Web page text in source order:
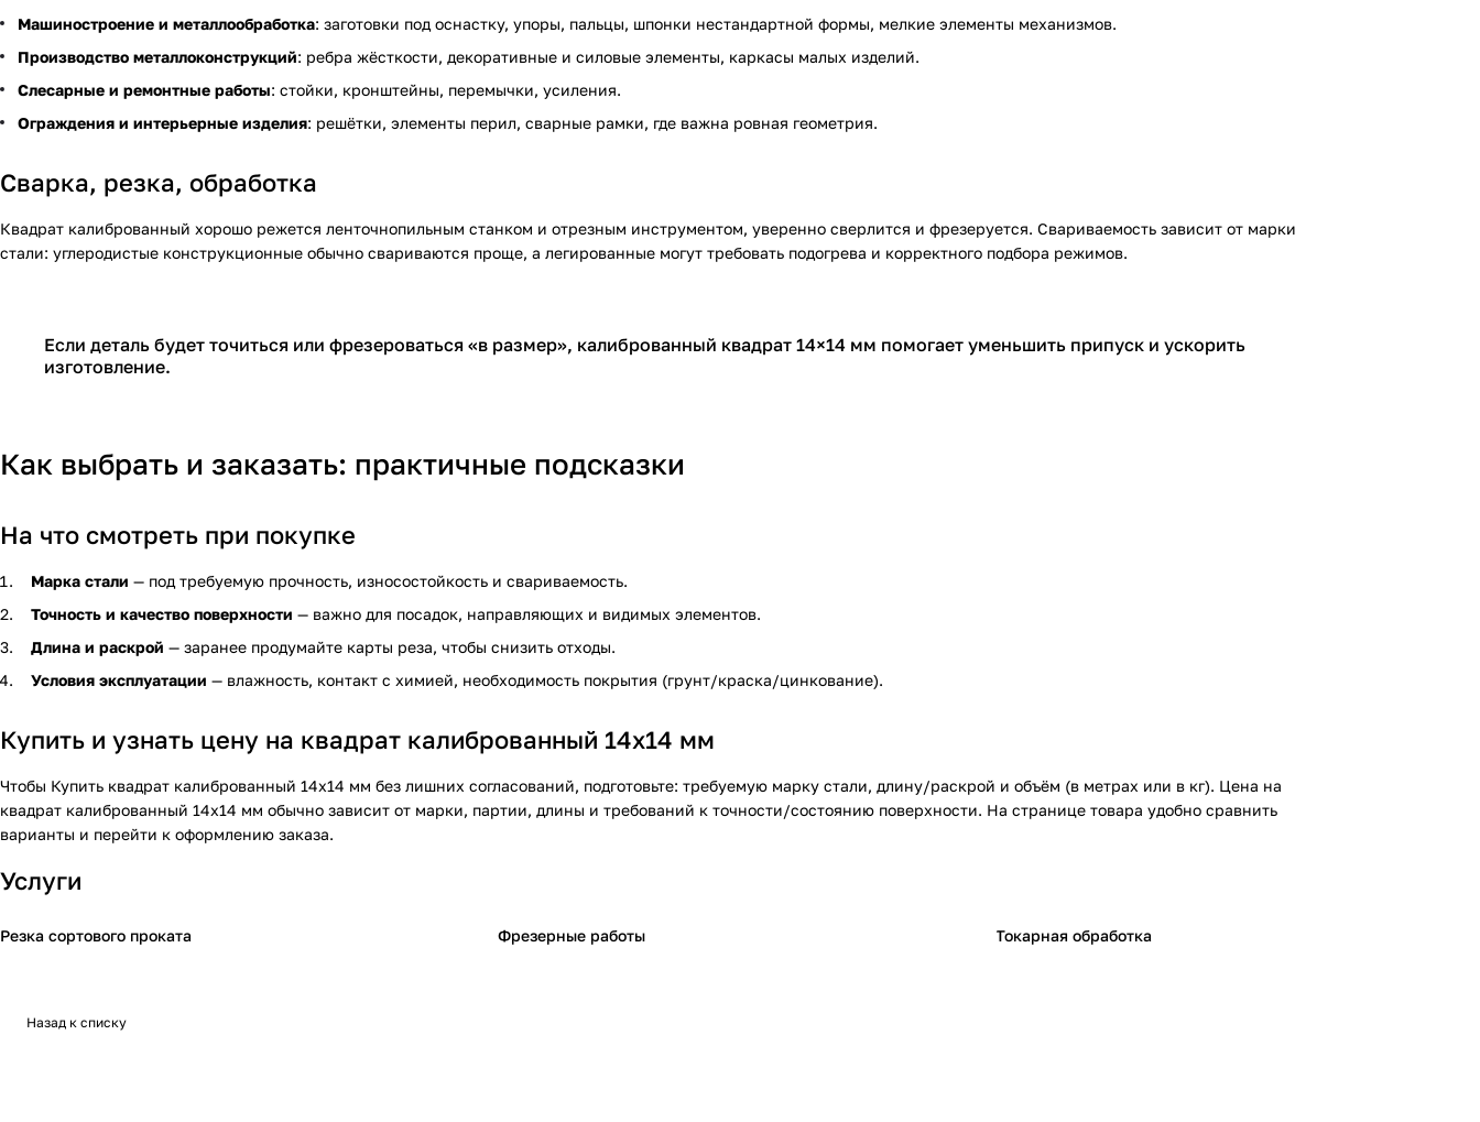
Машиностроение и металлообработка: заготовки под оснастку, упоры, пальцы, шпонки нестандартной формы, мелкие элементы механизмов.
Производство металлоконструкций: ребра жёсткости, декоративные и силовые элементы, каркасы малых изделий.
Слесарные и ремонтные работы: стойки, кронштейны, перемычки, усиления.
Ограждения и интерьерные изделия: решётки, элементы перил, сварные рамки, где важна ровная геометрия.
Сварка, резка, обработка
Квадрат калиброванный хорошо режется ленточнопильным станком и отрезным инструментом, уверенно сверлится и фрезеруется. Свариваемость зависит от марки
стали: углеродистые конструкционные обычно свариваются проще, а легированные могут требовать подогрева и корректного подбора режимов.
Если деталь будет точиться или фрезероваться «в размер», калиброванный квадрат 14×14 мм помогает уменьшить припуск и ускорить
изготовление.
Как выбрать и заказать: практичные подсказки
На что смотреть при покупке
Марка стали — под требуемую прочность, износостойкость и свариваемость.
Точность и качество поверхности — важно для посадок, направляющих и видимых элементов.
Длина и раскрой — заранее продумайте карты реза, чтобы снизить отходы.
Условия эксплуатации — влажность, контакт с химией, необходимость покрытия (грунт/краска/цинкование).
Купить и узнать цену на квадрат калиброванный 14х14 мм
Чтобы Купить квадрат калиброванный 14х14 мм без лишних согласований, подготовьте: требуемую марку стали, длину/раскрой и объём (в метрах или в кг). Цена на
квадрат калиброванный 14х14 мм обычно зависит от марки, партии, длины и требований к точности/состоянию поверхности. На странице товара удобно сравнить
варианты и перейти к оформлению заказа.
Услуги
Резка сортового проката Фрезерные работы Токарная обработка
Назад к списку